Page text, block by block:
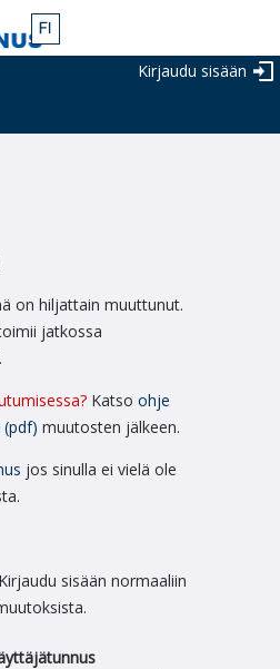
Kirjaudu sisään
on hiljattain muuttunut.
jatkossa
Katso ohje
muutosten jälkeen.
jos sinulla ei vielä ole
sisään normaaliin